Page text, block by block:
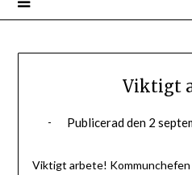
Viktigt
Publicerad den 2
Viktigt arbete!